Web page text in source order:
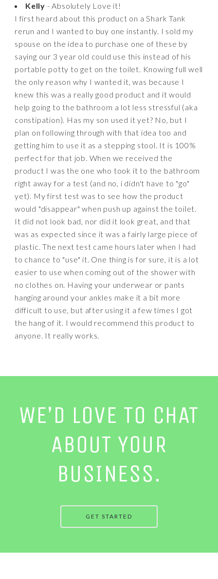
Kelly - Absolutely Love it!
I first heard about this product on a Shark Tank
rerun and I wanted to buy one instantly. I sold my
spouse on the idea to purchase one of these by
saying our 3 year old could use this instead of his
portable potty to get on the toilet. Knowing full well
the only reason why I wanted it, was because I
knew this was a really good product and it would
help going to the bathroom a lot less stressful (aka
constipation). Has my son used it yet? No, but I
plan on following through with that idea too and
getting him to use it as a stepping stool. It is 100%
perfect for that job. When we received the
product I was the one who took it to the bathroom
right away for a test (and no, i didn't have to "go"
yet). My first test was to see how the product
would "disappear" when push up against the toilet.
It did not look bad, nor did it look great, and that
was as expected since it was a fairly large piece of
plastic. The next test came hours later when I had
to chance to "use" it. One thing is for sure, it is a lot
easier to use when coming out of the shower with
no clothes on. Having your underwear or pants
hanging around your ankles make it a bit more
difficult to use, but after using it a few times I got
the hang of it. I would recommend this product to
anyone. It really works.
WE’D LOVE TO CHAT
ABOUT YOUR
BUSINESS.
GET STARTED